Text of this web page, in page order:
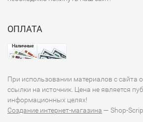
ОПЛАТА
При использовании материалов с сайта
ссылки на источник. Цена не является
информационных целях!
Создание интернет-магазина — Shop-